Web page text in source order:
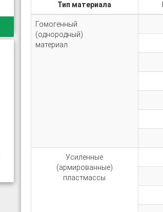
Тип материала
Гомогенный
(однородный)
материал
Усиленные
(армированные)
пластмассы